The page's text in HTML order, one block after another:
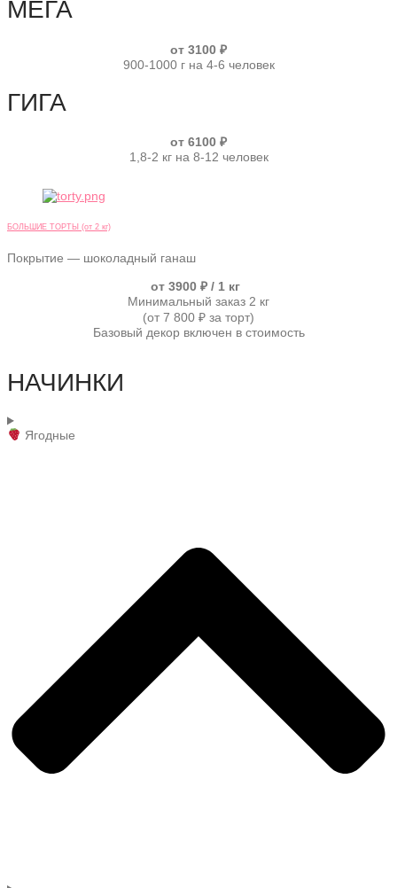
МЕГА
от 3100 ₽
900-1000 г на 4-6 человек
ГИГА
от 6100 ₽
1,8-2 кг на 8-12 человек
БОЛЬШИЕ ТОРТЫ (от 2 кг)
Покрытие — шоколадный ганаш
от 3900 ₽ / 1 кг
Минимальный заказ 2 кг
(от 7 800 ₽ за торт)
Базовый декор включен в стоимость
НАЧИНКИ
Ягодные